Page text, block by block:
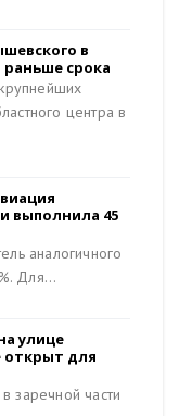
в
срока
центра в
выполнила 45
аналогичного
Для...
улице
открыт для
заречной части